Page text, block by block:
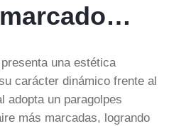
una estética
carácter dinámico frente al
adopta un paragolpes
más marcadas, logrando